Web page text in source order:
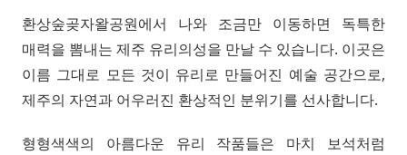
환상숲곶자왈공원에서 나와 조금만 이동하면 독특한
매력을 뽐내는 제주 유리의성을 만날 수 있습니다. 이곳은
이름 그대로 모든 것이 유리로 만들어진 예술 공간으로,
제주의 자연과 어우러진 환상적인 분위기를 선사합니다.
형형색색의 아름다운 유리 작품들은 마치 보석처럼